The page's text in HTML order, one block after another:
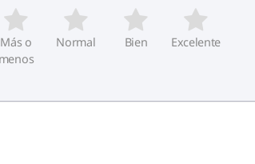
Más o
menos
Normal Bien Excelente